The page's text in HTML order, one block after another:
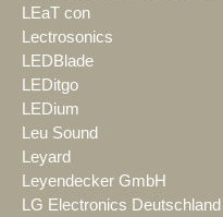
LEaT con
Lectrosonics
LEDBlade
LEDitgo
LEDium
Leu Sound
Leyard
Leyendecker GmbH
LG Electronics Deutschland